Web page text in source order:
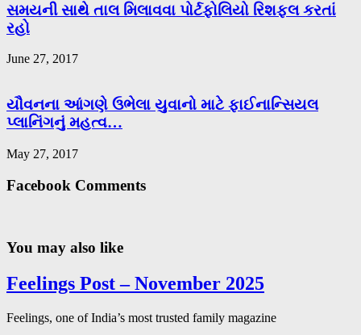
સમયની સાથે તાલ મિલાવવા પોર્ટફોલિયો રિશફલ કરતાં
રહો
June 27, 2017
યૌવનના આંગણે ઉભેલા યુવાનો માટે ફાઈનાન્સિયલ
પ્લાનિંગનું મહત્વ…
May 27, 2017
Facebook Comments
You may also like
Feelings Post – November 2025
Feelings, one of India’s most trusted family magazine